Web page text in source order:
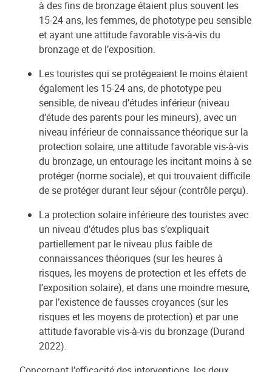
à des fins de bronzage étaient plus souvent les
15-24 ans, les femmes, de phototype peu sensible
et ayant une attitude favorable vis-à-vis du
bronzage et de l’exposition.
Les touristes qui se protégeaient le moins étaient
également les 15-24 ans, de phototype peu
sensible, de niveau d’études inférieur (niveau
d’étude des parents pour les mineurs), avec un
niveau inférieur de connaissance théorique sur la
protection solaire, une attitude favorable vis-à-vis
du bronzage, un entourage les incitant moins à se
protéger (norme sociale), et qui trouvaient difficile
de se protéger durant leur séjour (contrôle perçu).
La protection solaire inférieure des touristes avec
un niveau d’études plus bas s’expliquait
partiellement par le niveau plus faible de
connaissances théoriques (sur les heures à
risques, les moyens de protection et les effets de
l’exposition solaire), et dans une moindre mesure,
par l’existence de fausses croyances (sur les
risques et les moyens de protection) et par une
attitude favorable vis-à-vis du bronzage (Durand
2022).